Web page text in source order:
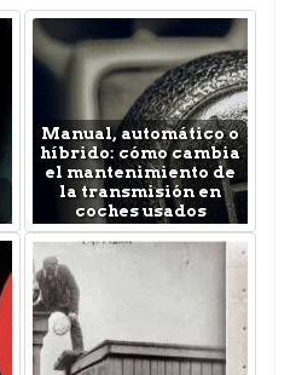
Manual, automático o
híbrido: cómo cambia
el mantenimiento de
la transmisión en
coches usados